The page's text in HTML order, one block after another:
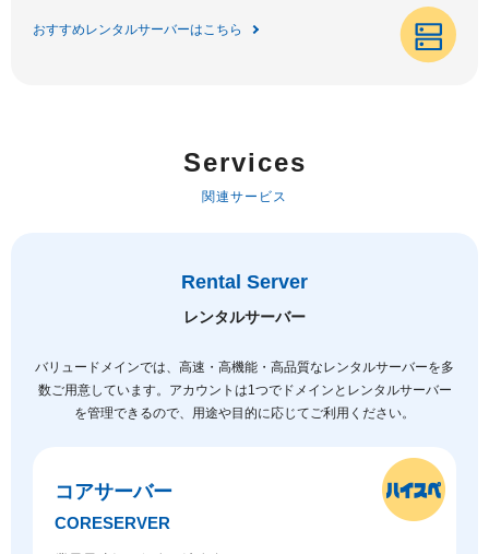
おすすめレンタルサーバーはこちら
Services
関連サービス
Rental Server
レンタルサーバー
バリュードメインでは、高速・高機能・高品質なレンタルサーバーを多
数ご用意しています。
アカウントは1つでドメインとレンタルサーバー
を管理できるので、用途や目的に応じてご利用ください。
コアサーバー
CORESERVER